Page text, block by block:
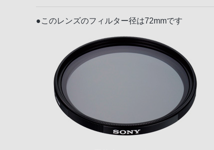
●このレンズのフィルター径は72mmです